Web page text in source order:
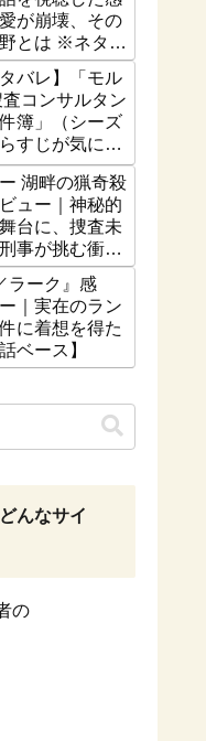
が崩壊、その
とは ※ネタバ
バレ】「モル
コンサルタン
簿」（シーズ
すじが気にな
どうなるの？
湖畔の猟奇殺
ュー｜神秘的
台に、捜査未
事が挑む衝撃
ネタバレな
ラーク』感
｜実在のラン
に着想を得た
ベース】
んなサイ
の